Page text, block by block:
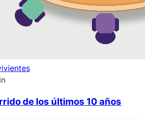
de los últimos 10 años